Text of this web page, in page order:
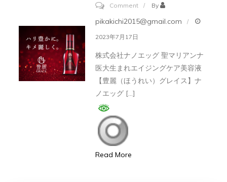
Commenton
す
By
pikakichi2015@gmail.com
2023年7月17日
株式会社ナノエッグ 聖マリアンナ
医大生まれエイジングケア美容液
【豊麗（ほうれい）グレイス】ナ
ノエッグ […]
Read More